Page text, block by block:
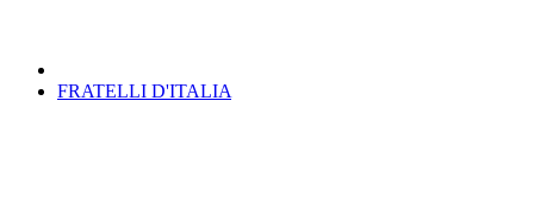
FRATELLI D'ITALIA